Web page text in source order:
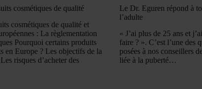
cosmétiques de qualité
cosmétiques de qualité et
: La règlementation
Pourquoi certains produits
en Europe ? Les objectifs de la
risques d’acheter des
Le Dr. Eguren répond à
l’adulte
« J’ai plus de 25 ans et
faire ? ». C’est l’une des
posées à nos conseillers
liée à la puberté…